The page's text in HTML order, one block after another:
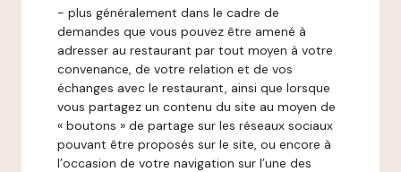
- plus généralement dans le cadre de
demandes que vous pouvez être amené à
adresser au restaurant par tout moyen à votre
convenance, de votre relation et de vos
échanges avec le restaurant, ainsi que lorsque
vous partagez un contenu du site au moyen de
« boutons » de partage sur les réseaux sociaux
pouvant être proposés sur le site, ou encore à
l’occasion de votre navigation sur l’une des